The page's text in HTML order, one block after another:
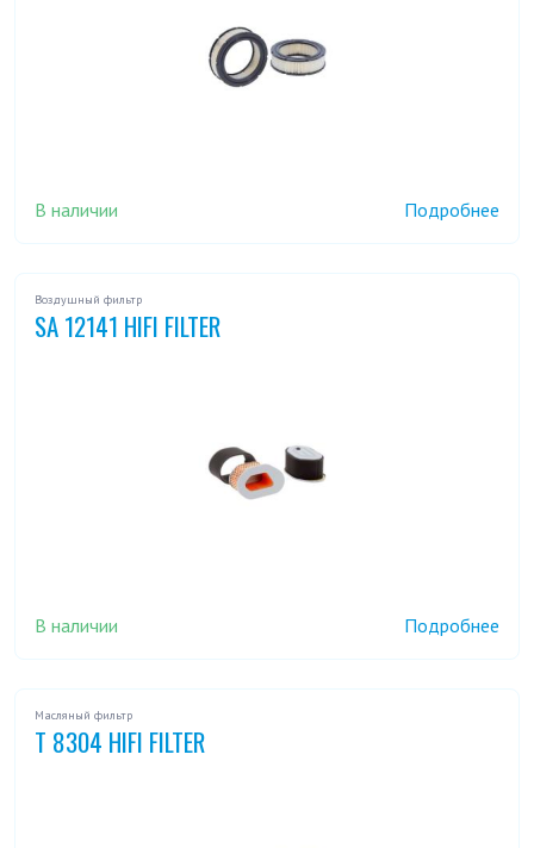
В наличии Подробнее
Воздушный фильтр
SA 12141 HIFI FILTER
В наличии Подробнее
Масляный фильтр
T 8304 HIFI FILTER